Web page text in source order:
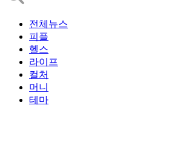
전체뉴스
피플
헬스
라이프
컬처
머니
테마